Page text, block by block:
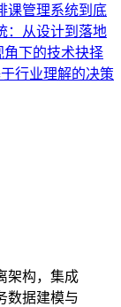
课管理系统到底
：从设计到落地
下的技术抉择
行业理解的决策
构，集成
数据建模与